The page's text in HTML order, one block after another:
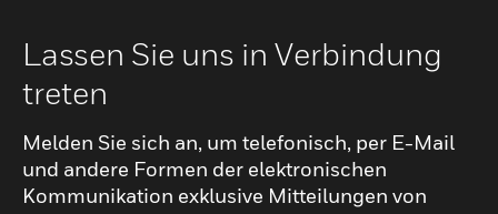
Lassen Sie uns in Verbindung
treten
Melden Sie sich an, um telefonisch, per E-Mail
und andere Formen der elektronischen
Kommunikation exklusive Mitteilungen von